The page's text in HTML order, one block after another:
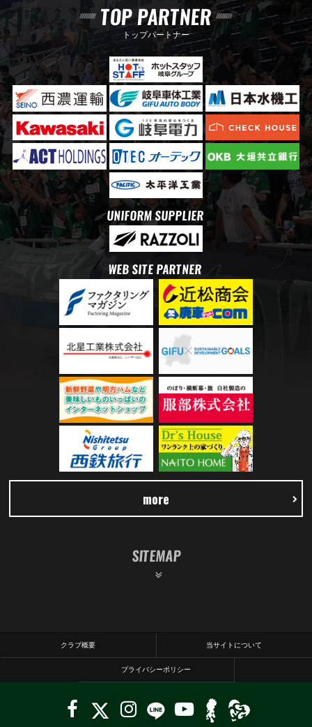
TOP PARTNER
トップパートナー
UNIFORM SUPPLIER
WEB SITE PARTNER
more
SITEMAP
クラブ概要 当サイトについて
プライバシーポリシー